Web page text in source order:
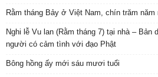
Rằm tháng Bảy ở Việt Nam, chín trăm năm
Nghi lễ Vu lan (Rằm tháng 7) tại nhà –
người có cảm tình với đạo Phật
Bông hồng ấy mới sáu mươi tuổi